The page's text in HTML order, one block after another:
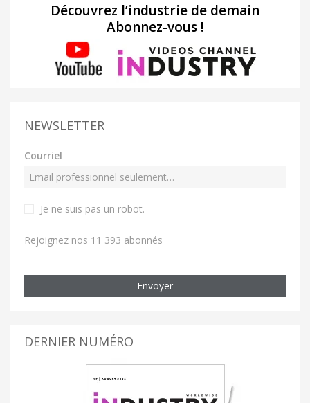
Découvrez l’industrie de demain
Abonnez-vous !
NEWSLETTER
Courriel
Je ne suis pas un robot.
Rejoignez nos 11 393 abonnés
Envoyer
DERNIER NUMÉRO